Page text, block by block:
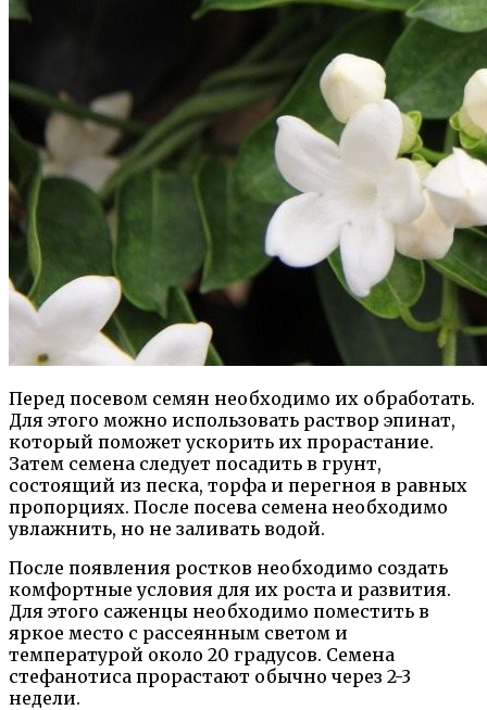
Перед посевом семян необходимо их обработать.
Для этого можно использовать раствор эпинат,
который поможет ускорить их прорастание.
Затем семена следует посадить в грунт,
состоящий из песка, торфа и перегноя в равных
пропорциях. После посева семена необходимо
увлажнить, но не заливать водой.
После появления ростков необходимо создать
комфортные условия для их роста и развития.
Для этого саженцы необходимо поместить в
яркое место с рассеянным светом и
температурой около 20 градусов. Семена
стефанотиса прорастают обычно через 2-3
недели.